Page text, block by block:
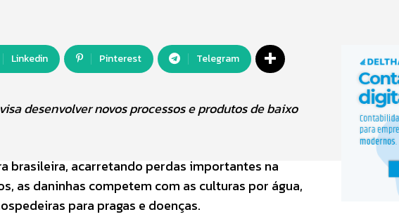
Linkedin Pinterest Telegram
desenvolver novos processos e produtos de baixo
brasileira, acarretando perdas importantes na
as daninhas competem com as culturas por água,
para pragas e doenças.